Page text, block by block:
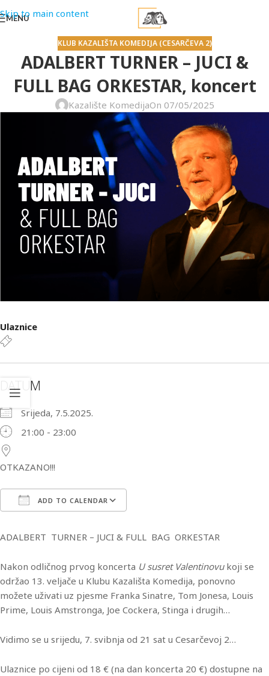
Skip to main content
MENU
KLUB KAZALIŠTA KOMEDIJA (CESARČEVA 2)
ADALBERT TURNER – JUCI &
FULL BAG ORKESTAR, koncert
Kazalište KomedijaOn 07/05/2025
Ulaznice
DATUM
Srijeda, 7.5.2025.
21:00 - 23:00
OTKAZANO!!!
ADD TO CALENDAR
ADALBERT TURNER – JUCI & FULL BAG ORKESTAR
Nakon odličnog prvog koncerta U susret Valentinovukoji se
održao 13. veljače u Klubu Kazališta Komedija, ponovno
možete uživati uz pjesme Franka Sinatre, Tom Jonesa, Louis
Prime, Louis Amstronga, Joe Cockera, Stinga i drugih…
Vidimo se u srijedu, 7. svibnja od 21 sat u Cesarčevoj 2…
Ulaznice po cijeni od 18 € (na dan koncerta 20 €) dostupne na